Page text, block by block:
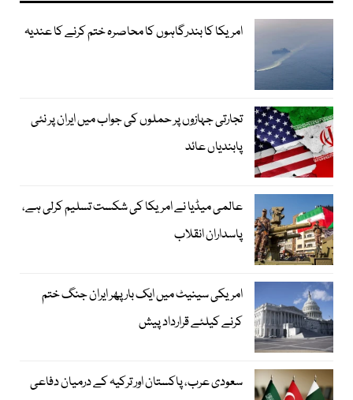
امریکا کا بندرگاہوں کا محاصرہ ختم کرنے کا عندیہ
تجارتی جہازوں پر حملوں کی جواب میں ایران پر نئی
پابندیاں عائد
عالمی میڈیا نے امریکا کی شکست تسلیم کرلی ہے،
پاسداران انقلاب
امریکی سینیٹ میں ایک بار پھر ایران جنگ ختم
کرنے کیلئے قرارداد پیش
سعودی عرب، پاکستان اور ترکیہ کے درمیان دفاعی